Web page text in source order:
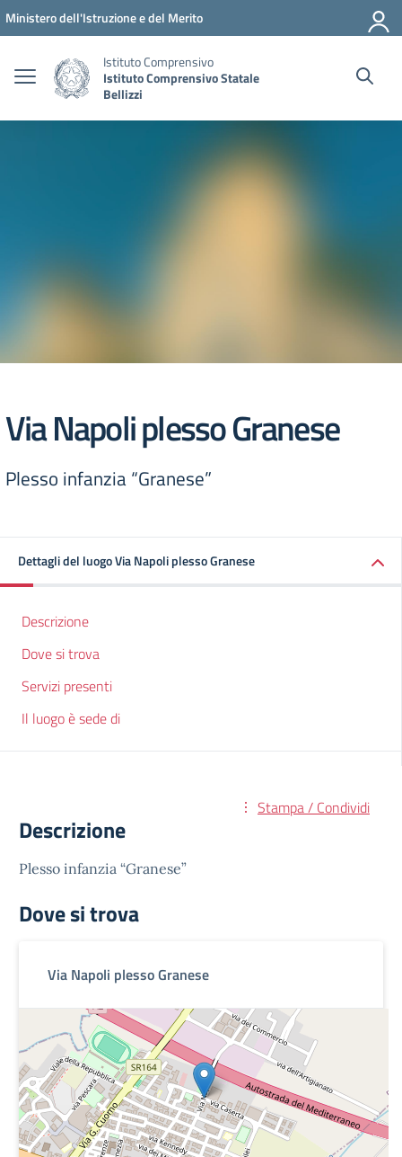
Vai ai contenuti
Vai al menu di navigazione
Vai al footer
Ministero dell'Istruzione e del Merito
Istituto Comprensivo
Istituto Comprensivo Statale
Bellizzi
Via Napoli plesso Granese
Plesso infanzia “Granese”
Dettagli del luogo Via Napoli plesso Granese
Descrizione
Dove si trova
Servizi presenti
Il luogo è sede di
Stampa / Condividi
Descrizione
Plesso infanzia “Granese”
Dove si trova
Via Napoli plesso Granese